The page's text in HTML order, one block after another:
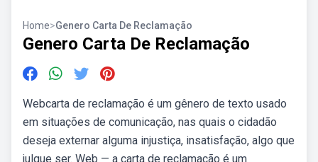
Home>Genero Carta De Reclamação
Genero Carta De Reclamação
Webcarta de reclamação é um gênero de texto usado
em situações de comunicação, nas quais o cidadão
deseja externar alguma injustiça, insatisfação, algo que
julgue ser. Web — a carta de reclamação é um